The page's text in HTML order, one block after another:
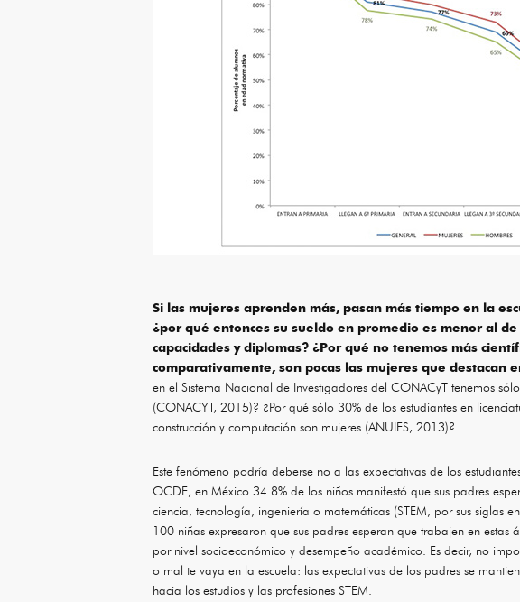
Si las mujeres aprenden más, pasan más tiempo en la
¿por qué entonces su sueldo en promedio es menor al
capacidades y diplomas? ¿Por qué no tenemos más
comparativamente, son pocas las mujeres que destacan
en el Sistema Nacional de Investigadores del CONACyT tenemos
(CONACYT, 2015)? ¿Por qué sólo 30% de los estudiantes en
construcción y computación son mujeres (ANUIES, 2013)?
Este fenómeno podría deberse no a las expectativas de los
OCDE, en México 34.8% de los niños manifestó que sus padres
ciencia, tecnología, ingeniería o matemáticas (STEM, por sus siglas
100 niñas expresaron que sus padres esperan que trabajen en estas
por nivel socioeconómico y desempeño académico. Es decir, no
o mal te vaya en la escuela: las expectativas de los padres se
hacia los estudios y las profesiones STEM.